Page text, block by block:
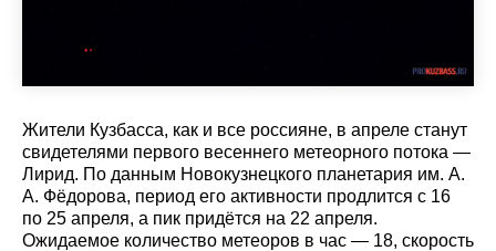
Жители Кузбасса, как и все россияне, в апреле станут
свидетелями первого весеннего метеорного потока —
Лирид. По данным Новокузнецкого планетария им. А.
А. Фёдорова, период его активности продлится с 16
по 25 апреля, а пик придётся на 22 апреля.
Ожидаемое количество метеоров в час — 18, скорость